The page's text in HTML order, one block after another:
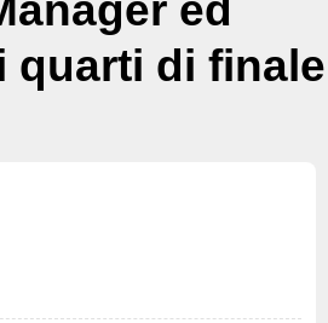
ed
quarti di finale